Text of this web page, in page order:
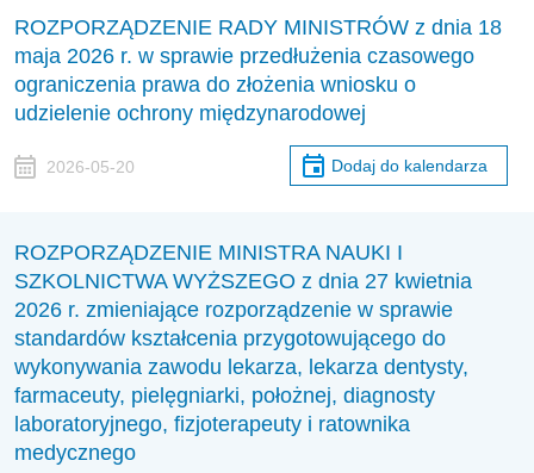
ROZPORZĄDZENIE RADY MINISTRÓW z dnia 18
maja 2026 r. w sprawie przedłużenia czasowego
ograniczenia prawa do złożenia wniosku o
udzielenie ochrony międzynarodowej
2026-05-20 Dodaj do kalendarza
ROZPORZĄDZENIE MINISTRA NAUKI I
SZKOLNICTWA WYŻSZEGO z dnia 27 kwietnia
2026 r. zmieniające rozporządzenie w sprawie
standardów kształcenia przygotowującego do
wykonywania zawodu lekarza, lekarza dentysty,
farmaceuty, pielęgniarki, położnej, diagnosty
laboratoryjnego, fizjoterapeuty i ratownika
medycznego